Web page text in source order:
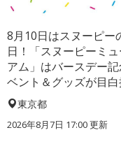
8月10日はスヌーピー
日！「スヌーピーミ
アム」はバースデー記
ベント＆グッズが目白
東京都
2026年8月7日 17:00更新